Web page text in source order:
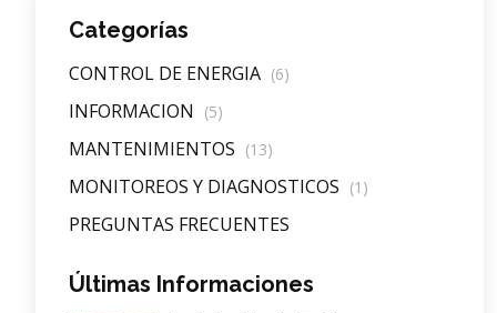
Categorías
CONTROL DE ENERGIA (6)
INFORMACION (5)
MANTENIMIENTOS (13)
MONITOREOS Y DIAGNOSTICOS (1)
PREGUNTAS FRECUENTES
Últimas Informaciones